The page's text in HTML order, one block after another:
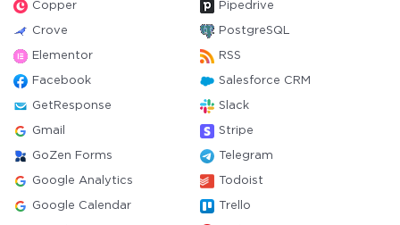
Copper Pipedrive
Crove PostgreSQL
Elementor RSS
Facebook Salesforce CRM
GetResponse Slack
Gmail Stripe
GoZen Forms Telegram
Google Analytics Todoist
Google Calendar Trello